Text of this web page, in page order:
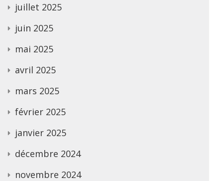
juillet 2025
juin 2025
mai 2025
avril 2025
mars 2025
février 2025
janvier 2025
décembre 2024
novembre 2024